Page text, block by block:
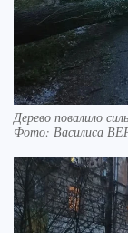
Дерево повалило
Фото: Василиса